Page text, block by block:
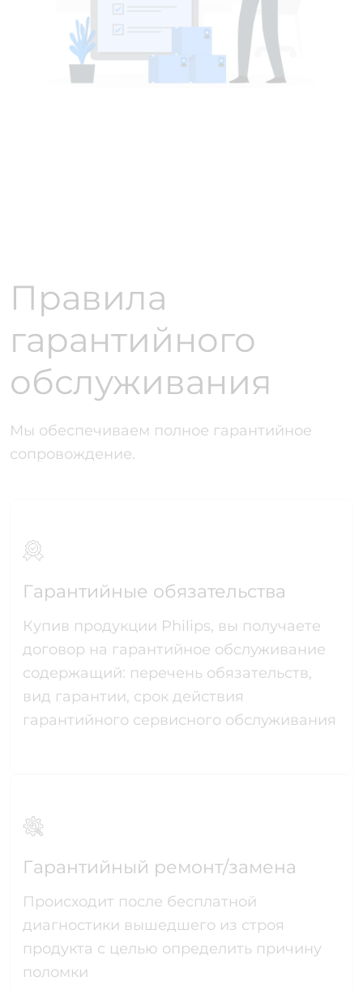
Правила
гарантийного
обслуживания
Мы обеспечиваем полное гарантийное
сопровождение.
Гарантийные обязательства
Купив продукции Philips, вы получаете
договор на гарантийное обслуживание
содержащий: перечень обязательств,
вид гарантии, срок действия
гарантийного сервисного обслуживания
Гарантийный ремонт/замена
Происходит после бесплатной
диагностики вышедшего из строя
продукта с целью определить причину
поломки